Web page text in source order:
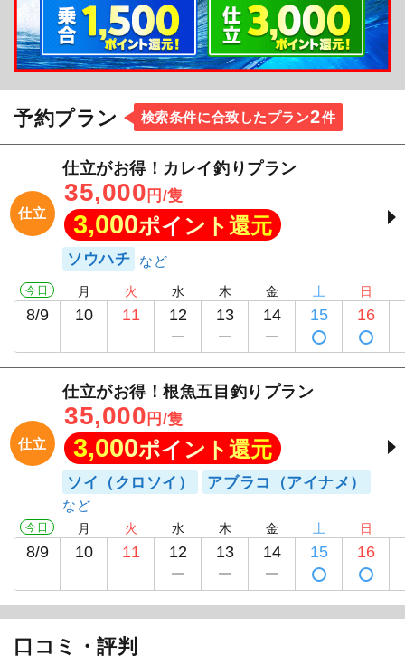
予約プラン 検索条件に合致したプラン2件
仕立
仕立がお得！カレイ釣りプラン
35,000 円/隻
3,000ポイント還元
ソウハチ
今日
8/9
月
10
火
11
水
12
木
13
金
14
土
15
日
16
仕立
仕立がお得！根魚五目釣りプラン
35,000 円/隻
3,000ポイント還元
ソイ（クロソイ） アブラコ（アイナメ）
今日
8/9
月
10
火
11
水
12
木
13
金
14
土
15
日
16
口コミ・評判